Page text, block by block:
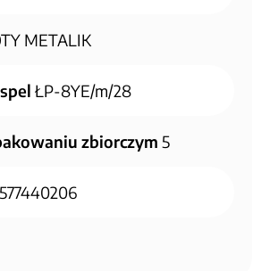
METALIK
ŁP-8YE/m/28
zbiorczym 5